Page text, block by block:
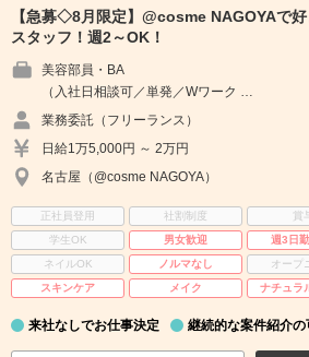
【急募◇8月限定】@cosme NAGOYAで
スタッフ！週2～OK！
美容部員・BA
（入社日相談可／単発／Wワーク …
業務委託（フリーランス）
日給1万5,000円 ～ 2万円
名古屋（@cosme NAGOYA）
正社員登用 社割制度 賞
学生OK
男女歓迎 週3日
ネイルOK
ノルマなし オープ
スキンケア
メイク ナチュラ
来社なしでお仕事決定 継続的な案件紹介の